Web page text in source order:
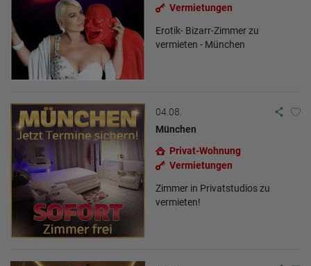
Vermietungen
Erotik- Bizarr-Zimmer zu
vermieten - München
04.08.
München
Privat-Wohnung
Vermietungen
Zimmer in Privatstudios zu
vermieten!